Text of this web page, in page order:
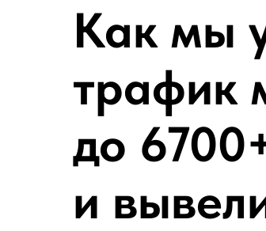
Как мы
трафик
до
и